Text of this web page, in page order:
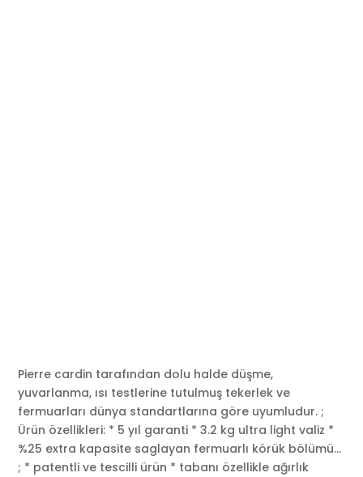
Pierre cardin tarafından dolu halde düşme,
yuvarlanma, ısı testlerine tutulmuş tekerlek ve
fermuarları dünya standartlarına göre uyumludur. ;
Ürün özellikleri: * 5 yıl garanti * 3.2 kg ultra light valiz *
%25 extra kapasite saglayan fermuarlı körük bölümü…
; * patentli ve tescilli ürün * tabanı özellikle ağırlık